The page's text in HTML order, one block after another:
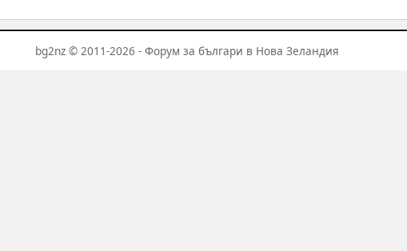
bg2nz © 2011-2026 - Форум за българи в Нова Зеландия